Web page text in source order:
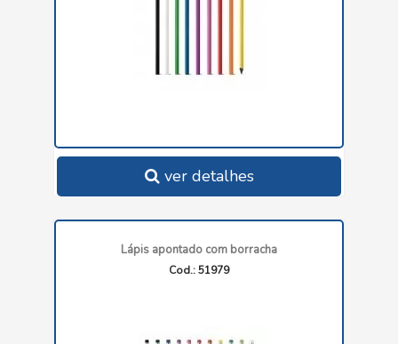
ver detalhes
Lápis apontado com borracha
Cod.: 51979